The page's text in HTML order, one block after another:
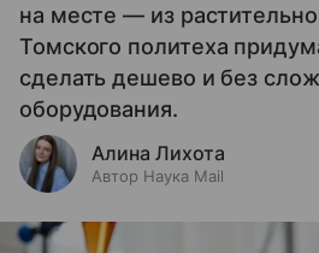
на месте — из
Томского политеха
сделать дешево и без
оборудования.
Алина Лихота
Автор Наука Mail